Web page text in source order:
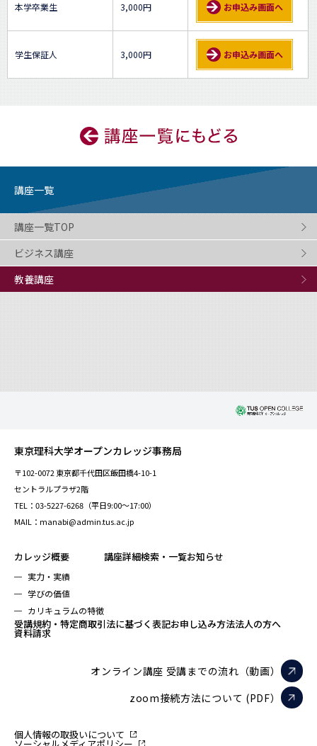
本学卒業生 3,000円 お申込み画面へ
学生保証人 3,000円 お申込み画面へ
講座一覧
講座一覧TOP
ビジネス講座
教養講座
東京理科大学オープンカレッジ事務局
〒102-0072 東京都千代田区飯田橋4-10-1
セントラルプラザ2階
TEL：03-5227-6268（平日9:00～17:00）
MAIL：manabi@admin.tus.ac.jp
カレッジ概要
実力・実績
学びの価値
カリキュラムの特徴
講座詳細検索・一覧お知らせ
受講規約・特定商取引法に基づく表記お申し込み方法法人の方へ
資料請求
オンライン講座 受講までの流れ（動画）
zoom接続方法について (PDF）
個人情報の取扱いについて